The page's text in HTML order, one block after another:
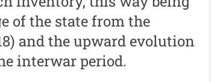
Centrului de
și Conservare-
a Patrimoniului -
of the state from the
and the upward evolution
interwar period.